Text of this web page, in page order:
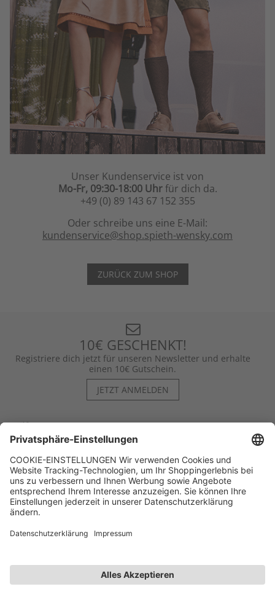
Unser Kundenservice ist von
Mo-Fr, 09:30-18:00 Uhrfür dich da.
+49 (0) 89 143 67 152 355
Oder schreibe uns eine E-Mail:
kundenservice@shop.spieth-wensky.com
ZURÜCK ZUM SHOP
10€ GESCHENKT!
Registriere dich jetzt für unseren Newsletter und erhalte
einen 10€ Gutschein.
JETZT ANMELDEN
Hilfe
Kontakt
Kategorien